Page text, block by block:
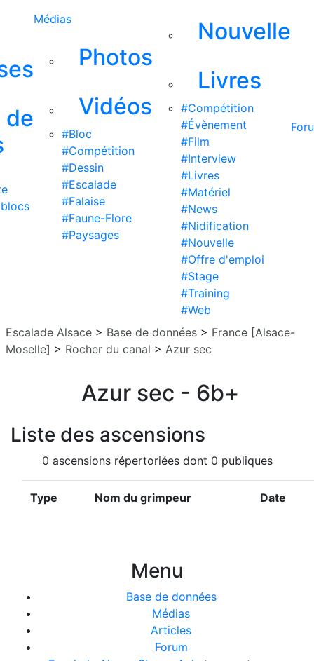
de
Médias
Photos
Vidéos
#Bloc
#Compétition
#Dessin
#Escalade
#Falaise
#Faune-Flore
#Paysages
Nouvelle
Livres
#Compétition
#Évènement
#Film
#Interview
#Livres
#Matériel
#News
#Nidification
#Nouvelle
#Offre d'emploi
#Stage
#Training
#Web
Escalade Alsace > Base de données > France [Alsace-
Moselle] > Rocher du canal > Azur sec
Azur sec - 6b+
Liste des ascensions
0 ascensions répertoriées dont 0 publiques
Type Nom du grimpeur Date
Menu
Base de données
Médias
Articles
Forum